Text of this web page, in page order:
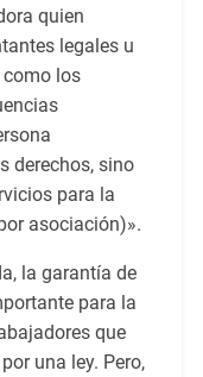
quien
legales u
los
derechos, sino
para la
asociación)».
la garantía de
para la
que
una ley. Pero,